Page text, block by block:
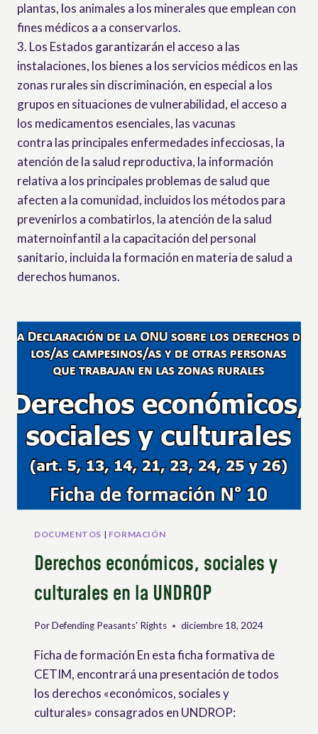
plantas, los animales a los minerales que emplean con
fines médicos a a conservarlos.
3. Los Estados garantizarán el acceso a las
instalaciones, los bienes a los servicios médicos en las
zonas rurales sin discriminación, en especial a los
grupos en situaciones de vulnerabilidad, el acceso a
los medicamentos esenciales, las vacunas
contra las principales enfermedades infecciosas, la
atención de la salud reproductiva, la información
relativa a los principales problemas de salud que
afecten a la comunidad, incluidos los métodos para
prevenirlos a combatirlos, la atención de la salud
maternoinfantil a la capacitación del personal
sanitario, incluida la formación en materia de salud a
derechos humanos.
DOCUMENTOS | FORMACIÓN
Derechos económicos, sociales y
culturales en la UNDROP
PorDefending Peasants' Rights diciembre 18, 2024
Ficha de formación En esta ficha formativa de
CETIM, encontrará una presentación de todos
los derechos «económicos, sociales y
culturales» consagrados en UNDROP: